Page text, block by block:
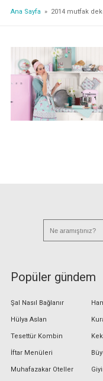
Ana Sayfa » 2014 mutfak
Popüler gündem
Şal Nasıl Bağlanır
Hülya Aslan
Tesettür Kombin
İftar Menüleri
Muhafazakar Oteller